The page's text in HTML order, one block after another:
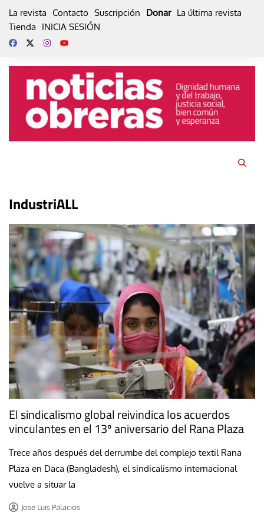
La revista Contacto Suscripción Donar La última revista
Tienda
INICIA SESIÓN
IndustriALL
El sindicalismo global reivindica los acuerdos
vinculantes en el 13º aniversario del Rana Plaza
Trece años después del derrumbe del complejo textil Rana
Plaza en Daca (Bangladesh), el sindicalismo internacional
vuelve a situar la
Jose Luis Palacios